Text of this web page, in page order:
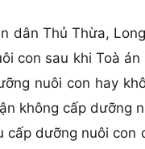
dân Thủ Thừa,
con sau khi Toà
nuôi con hay
không cấp dưỡng
dưỡng nuôi con